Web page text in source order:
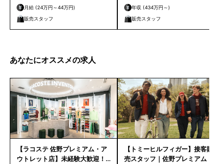
月給 (24万円～44万円)
販売スタッフ
年収 (434万円～)
販売スタッフ
あなたにオススメの求人
【ラコステ 佐野プレミアム・ア
ウトレット店】未経験大歓迎！
【トミーヒルフィガー】接客販
売スタッフ｜佐野プレミアム・